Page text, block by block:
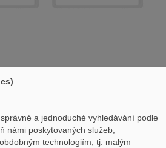
a jednoduché vyhledávání podle
námi poskytovaných služeb,
technologiím, tj. malým